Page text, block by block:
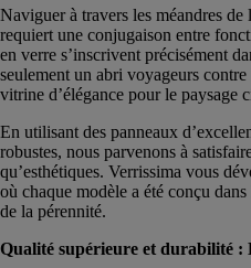
Naviguer à travers les méandres
requiert une conjugaison entre
en verre s’inscrivent précisément
seulement un abri voyageurs
vitrine d’élégance pour le paysage
En utilisant des panneaux
robustes, nous parvenons à
qu’esthétiques. Verrissima vous
où chaque modèle a été conçu
de la pérennité.
Qualité supérieure et durabilité :